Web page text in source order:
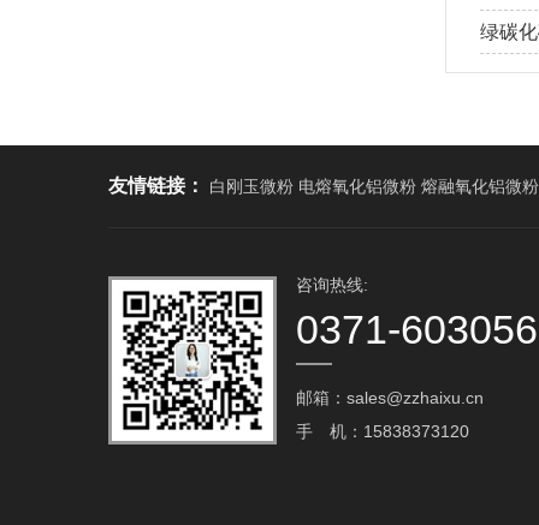
绿碳
友情链接： 白刚玉微粉 电熔氧化铝微粉 熔融氧化铝微粉
咨询热线:
0371-
邮箱：sales@zzhaixu.cn
手 机：15838373120